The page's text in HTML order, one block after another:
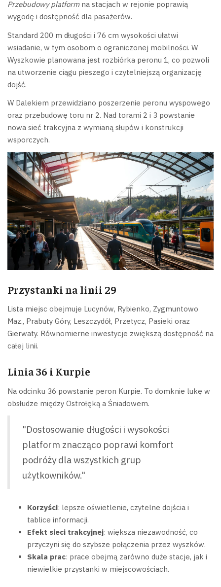
Przebudowy platformna stacjach w rejonie poprawią
wygodę i dostępność dla pasażerów.
Standard 200 m długości i 76 cm wysokości ułatwi
wsiadanie, w tym osobom o ograniczonej mobilności. W
Wyszkowie planowana jest rozbiórka peronu 1, co pozwoli
na utworzenie ciągu pieszego i czytelniejszą organizację
dojść.
W Dalekiem przewidziano poszerzenie peronu wyspowego
oraz przebudowę toru nr 2. Nad torami 2 i 3 powstanie
nowa sieć trakcyjna z wymianą słupów i konstrukcji
wsporczych.
Przystanki na linii 29
Lista miejsc obejmuje Lucynów, Rybienko, Zygmuntowo
Maz., Prabuty Góry, Leszczydół, Przetycz, Pasieki oraz
Gierwaty. Równomierne inwestycje zwiększą dostępność na
całej linii.
Linia 36 i Kurpie
Na odcinku 36 powstanie peron Kurpie. To domknie lukę w
obsłudze między Ostrołęką a Śniadowem.
"Dostosowanie długości i wysokości
platform znacząco poprawi komfort
podróży dla wszystkich grup
użytkowników."
Korzyści: lepsze oświetlenie, czytelne dojścia i
tablice informacji.
Efekt sieci trakcyjnej: większa niezawodność, co
przyczyni się do szybsze połączenia przez wyszków.
Skala prac: prace obejmą zarówno duże stacje, jak i
niewielkie przystanki w miejscowościach.